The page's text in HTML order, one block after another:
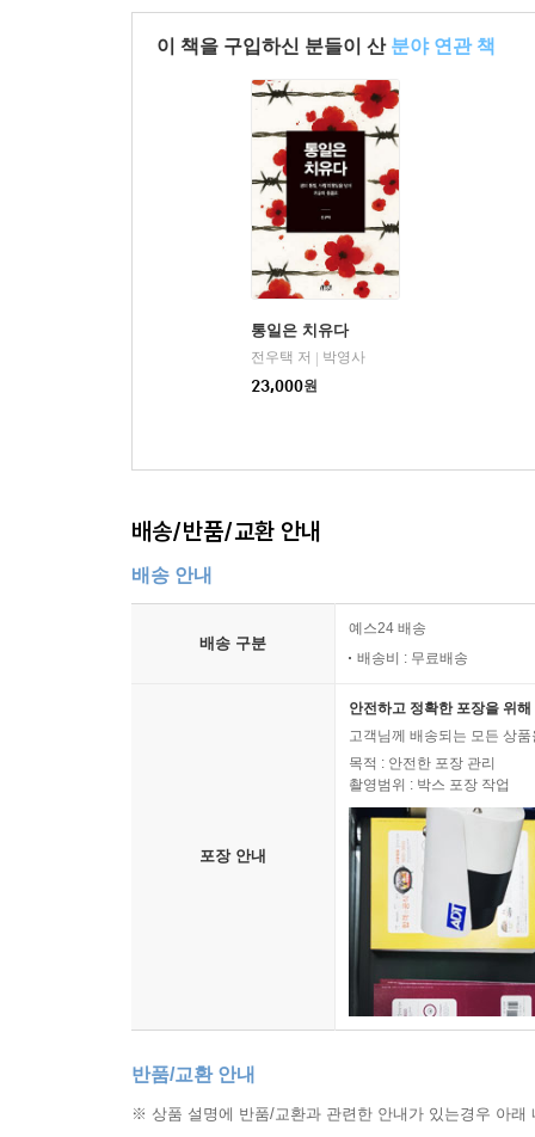
이 책을 구입하신 분들이 산 분야 연관 책
통일은 치유다
전우택 저
박영사
23,000원
배송/반품/교환 안내
배송 안내
배송 구분
예스24 배송
배송비 : 무료배송
포장 안내
안전하고 정확한 포장을 위
고객님께 배송되는 모든 상
목적 : 안전한 포장 관리
촬영범위 : 박스 포장 작업
반품/교환 안내
※ 상품 설명에 반품/교환과 관련한 안내가 있는경우 아